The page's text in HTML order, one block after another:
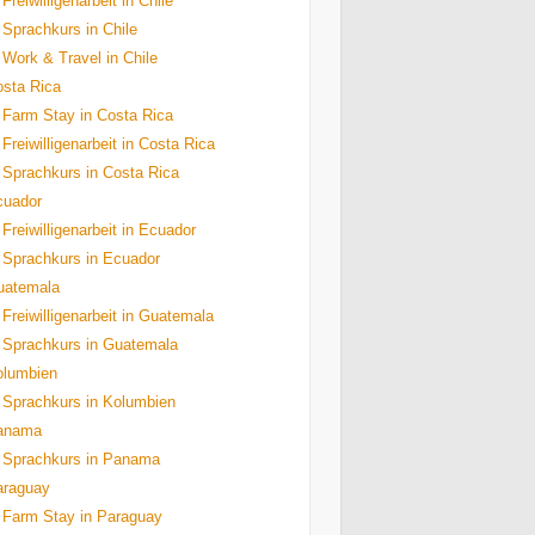
Sprachkurs in Chile
Work & Travel in Chile
Rica
Farm Stay in Costa Rica
Freiwilligenarbeit in Costa Rica
Sprachkurs in Costa Rica
Freiwilligenarbeit in Ecuador
Sprachkurs in Ecuador
Freiwilligenarbeit in Guatemala
Sprachkurs in Guatemala
Sprachkurs in Kolumbien
Sprachkurs in Panama
Farm Stay in Paraguay